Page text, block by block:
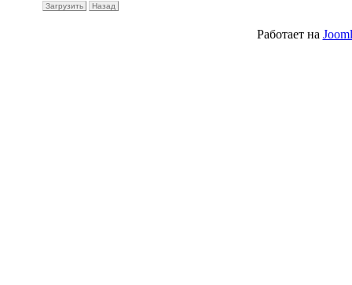
Загрузить Назад
Работает на